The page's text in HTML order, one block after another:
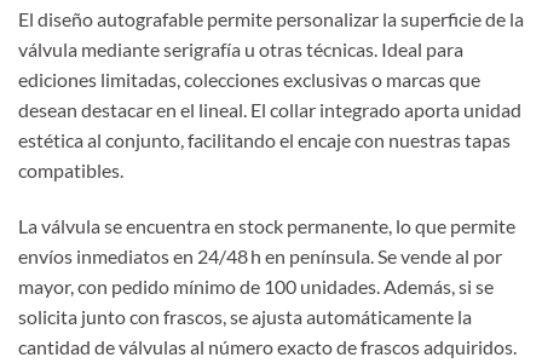
El diseño autografable permite personalizar la superficie de la
válvula mediante serigrafía u otras técnicas. Ideal para
ediciones limitadas, colecciones exclusivas o marcas que
desean destacar en el lineal. El collar integrado aporta unidad
estética al conjunto, facilitando el encaje con nuestras tapas
compatibles.
La válvula se encuentra en stock permanente, lo que permite
envíos inmediatos en 24/48 h en península. Se vende al por
mayor, con pedido mínimo de 100 unidades. Además, si se
solicita junto con frascos, se ajusta automáticamente la
cantidad de válvulas al número exacto de frascos adquiridos.